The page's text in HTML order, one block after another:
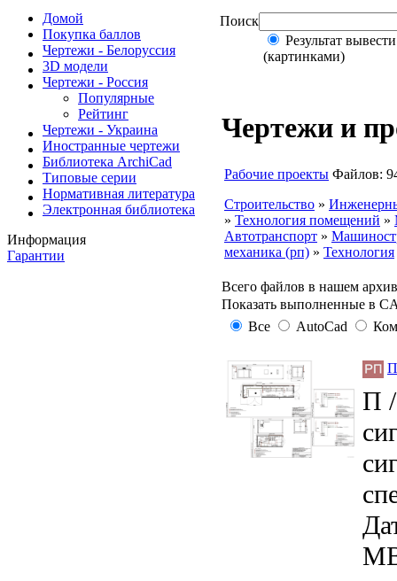
Домой
Покупка баллов
Чертежи - Белоруссия
3D модели
Чертежи - Россия
Популярные
Рейтинг
Чертежи - Украина
Иностранные чертежи
Библиотека ArchiCad
Типовые серии
Нормативная литература
Электронная библиотека
Информация
Гарантии
Поиск
Результат
(картинками)
Чертежи и
Рабочие проекты Файлов:
Строительство »
» Технология помещений »
Автотранспорт »
механика (рп) » Технология
Всего файлов в нашем
Показать выполненные в
Все
AutoCad
П /